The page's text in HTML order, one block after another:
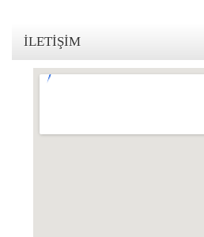
KVKK Başvuru Formu
İLETIŞIM